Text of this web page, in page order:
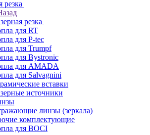
резка
резка
для RT
для P-tec
для Trumpf
для Bystronic
для AMADA
для Salvagnini
вставки
источники
линзы (зеркала)
комплектующие
для BOCI